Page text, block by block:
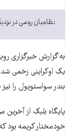
نظامیان روسی در
به گزارش خبرگزاری
یک اوکراینی زخمی شد.
بندر سواستوپول را
پایگاه بلبک از آخرین
خودمختار کریمه بود